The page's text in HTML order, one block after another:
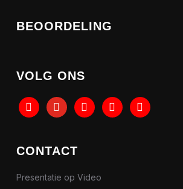
BEOORDELING
VOLG ONS
tiktok youtubeinstagramfacebooklinkedin
CONTACT
Presentatie op Video